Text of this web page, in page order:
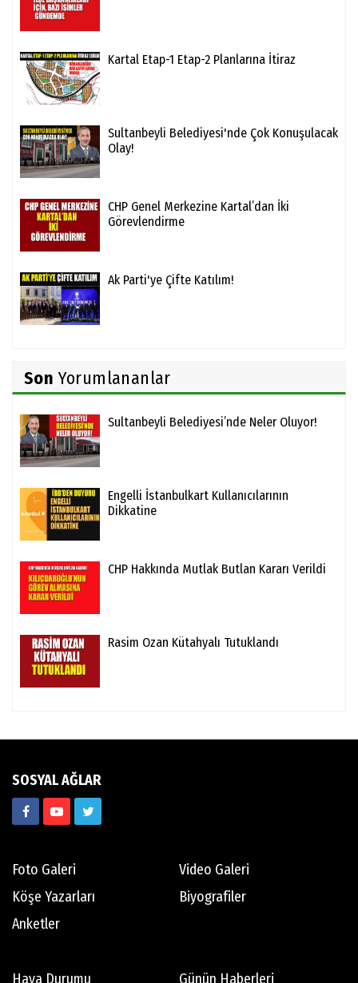
Kartal Etap-1 Etap-2 Planlarına İtiraz
Sultanbeyli Belediyesi'nde Çok Konuşulacak
Olay!
CHP Genel Merkezine Kartal’dan İki
Görevlendirme
Ak Parti'ye Çifte Katılım!
Son Yorumlananlar
Sultanbeyli Belediyesi’nde Neler Oluyor!
Engelli İstanbulkart Kullanıcılarının
Dikkatine
CHP Hakkında Mutlak Butlan Kararı Verildi
Rasim Ozan Kütahyalı Tutuklandı
SOSYAL AĞLAR
Foto Galeri
Video Galeri
Köşe Yazarları
Biyografiler
Anketler
Hava Durumu Günün Haberleri